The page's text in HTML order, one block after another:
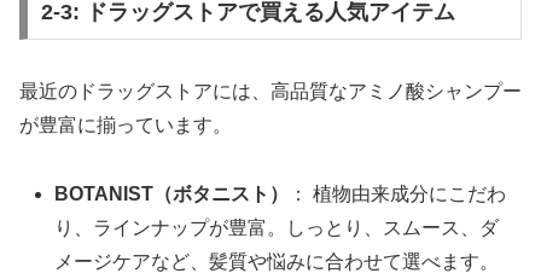
2-3: ドラッグストアで買える人気アイテム
最近のドラッグストアには、高品質なアミノ酸シャンプー
が豊富に揃っています。
BOTANIST（ボタニスト）
： 植物由来成分にこだわ
り、ラインナップが豊富。しっとり、スムース、ダ
メージケアなど、髪質や悩みに合わせて選べます。